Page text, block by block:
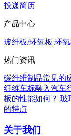
投递简历
产品中心
玻纤板/环氧板 环
热门资讯
碳纤维制品常见的
纤维车标融入汽车
板的性能如何？ 玻
的特点
关于我们